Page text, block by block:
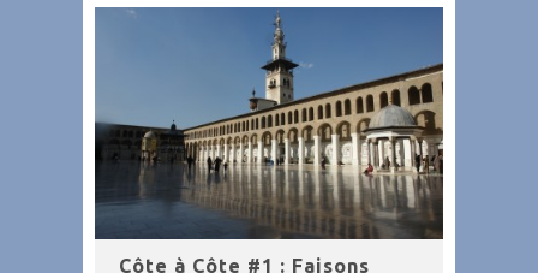
Côte à Côte #1 : Faisons